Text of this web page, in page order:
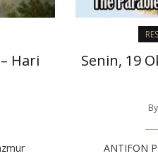
Hari
Senin, 19
By
ANTIFON